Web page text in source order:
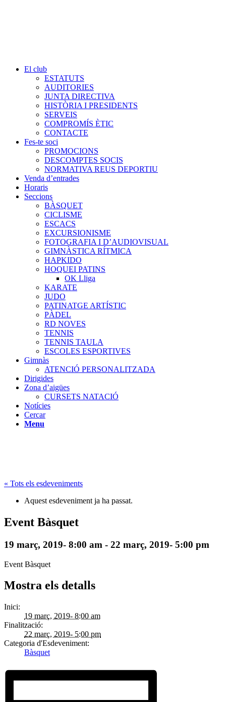
El club
ESTATUTS
AUDITORIES
JUNTA DIRECTIVA
HISTÒRIA I PRESIDENTS
SERVEIS
COMPROMÍS ÈTIC
CONTACTE
Fes-te soci
PROMOCIONS
DESCOMPTES SOCIS
NORMATIVA REUS DEPORTIU
Venda d’entrades
Horaris
Seccions
BÀSQUET
CICLISME
ESCACS
EXCURSIONISME
FOTOGRAFIA I D’AUDIOVISUAL
GIMNÀSTICA RÍTMICA
HAPKIDO
HOQUEI PATINS
OK Lliga
KARATE
JUDO
PATINATGE ARTÍSTIC
PÀDEL
RD NOVES
TENNIS
TENNIS TAULA
ESCOLES ESPORTIVES
Gimnàs
ATENCIÓ PERSONALITZADA
Dirigides
Zona d’aigües
CURSETS NATACIÓ
Notícies
Cercar
Menu
« Tots els esdeveniments
Aquest esdeveniment ja ha passat.
Event Bàsquet
19 març, 2019- 8:00 am - 22 març, 2019- 5:00 pm
Event Bàsquet
Mostra els detalls
Inici:
19 març, 2019- 8:00 am
Finalització:
22 març, 2019- 5:00 pm
Categoria d'Esdeveniment:
Bàsquet